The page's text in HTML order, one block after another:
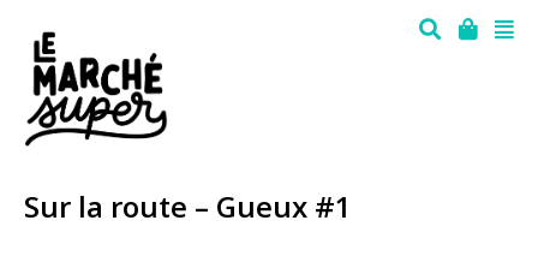
Sur la route – Gueux #1